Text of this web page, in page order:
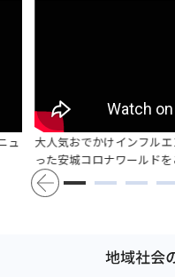
ュ
大人気おでかけインフル
った安城コロナワールド